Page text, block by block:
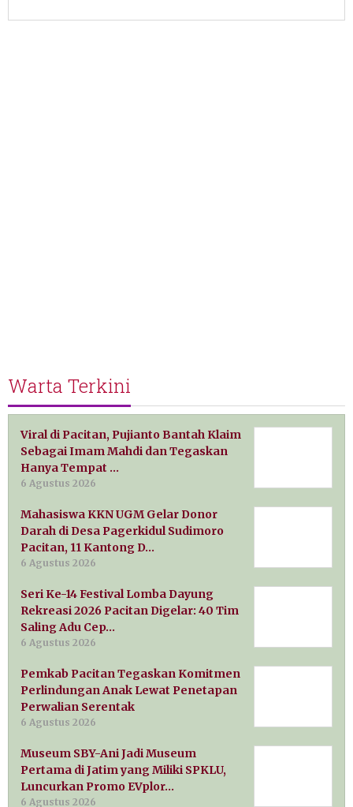
Warta Terkini
Viral di Pacitan, Pujianto Bantah Klaim
Sebagai Imam Mahdi dan Tegaskan
Hanya Tempat …
6 Agustus 2026
Mahasiswa KKN UGM Gelar Donor
Darah di Desa Pagerkidul Sudimoro
Pacitan, 11 Kantong D…
6 Agustus 2026
Seri Ke-14 Festival Lomba Dayung
Rekreasi 2026 Pacitan Digelar: 40 Tim
Saling Adu Cep…
6 Agustus 2026
Pemkab Pacitan Tegaskan Komitmen
Perlindungan Anak Lewat Penetapan
Perwalian Serentak
6 Agustus 2026
Museum SBY-Ani Jadi Museum
Pertama di Jatim yang Miliki SPKLU,
Luncurkan Promo EVplor…
6 Agustus 2026